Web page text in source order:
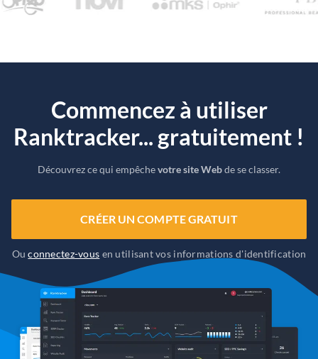
Commencez à utiliser
Ranktracker... gratuitement !
Découvrez ce qui empêchevotre site Webde se classer.
CRÉER UN COMPTE GRATUIT
Ouconnectez-vous en utilisant vos informations d'identification